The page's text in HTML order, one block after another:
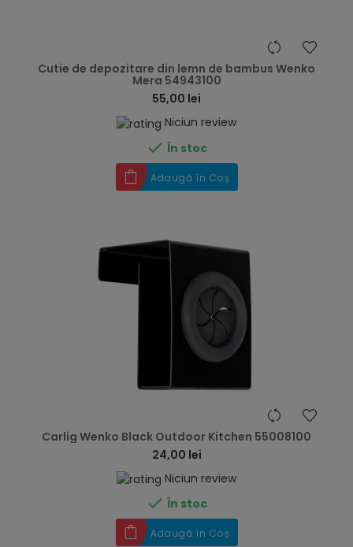
Cutie de depozitare din lemn de bambus Wenko
Mera 54943100
55,00 lei
Niciun review
 În stoc
Adaugă în Coș
Carlig Wenko Black Outdoor Kitchen 55008100
24,00 lei
Niciun review
 În stoc
Adaugă în Coș